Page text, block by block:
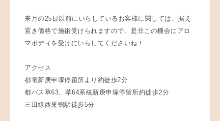
来月の25日以前にいらしているお客様に関しては、据え
置き価格で施術受けられますので、是非この機会にアロ
マボディを受けにいらしてくださいね！
アクセス
都電新庚申塚停留所より約徒歩2分
都バス草63、草64系統新庚申塚停留所約徒歩2分
三田線西巣鴨駅徒歩5分